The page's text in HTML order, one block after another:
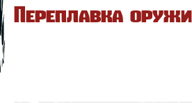
Переплавка